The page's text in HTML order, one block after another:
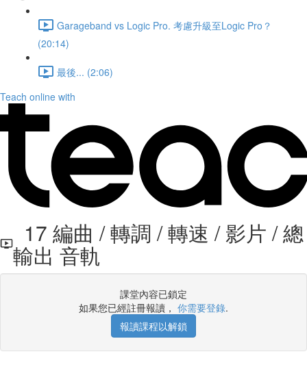
Garageband vs Logic Pro. 考慮升級至Logic Pro？
(20:14)
最後... (2:06)
Teach online with
17 編曲 / 轉調 / 轉速 / 影片 / 總
輸出 音軌
課堂內容已鎖定
如果您已經註冊報讀， 你需要登錄.
報讀課程以解鎖